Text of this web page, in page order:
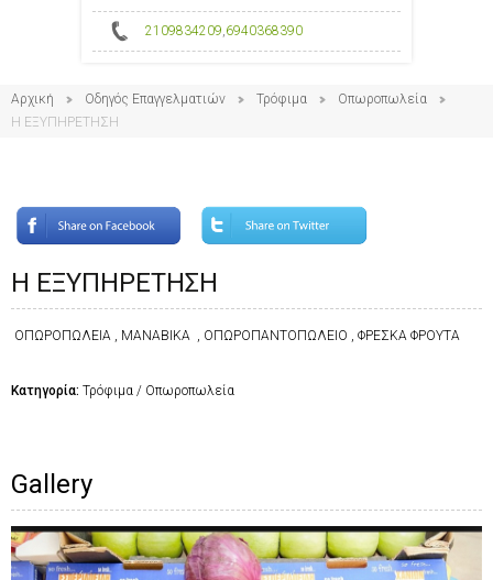
2109834209,6940368390
Αρχική Οδηγός Επαγγελματιών Τρόφιμα
Οπωροπωλεία
Η ΕΞΥΠΗΡΕΤΗΣΗ
Η ΕΞΥΠΗΡΕΤΗΣΗ
ΟΠΩΡΟΠΩΛΕΙΑ , ΜΑΝΑΒΙΚΑ , ΟΠΩΡΟΠΑΝΤΟΠΩΛΕΙΟ , ΦΡΕΣΚΑ ΦΡΟΥΤΑ
Κατηγορία: Τρόφιμα / Οπωροπωλεία
Gallery